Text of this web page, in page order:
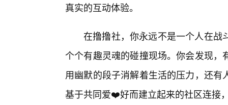
真实的互动体验。
在撸撸社，你永远不是一个人在战
个个有趣灵魂的碰撞现场。你会发现
用幽默的段子消解着生活的压力，还
基于共同爱❤️好而建立起来的社区连接